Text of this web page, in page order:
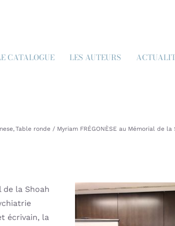
CATALOGUE LES AUTEURS
Table ronde Myriam FRÉGONÈSE au Mémorial de la
la Shoah
écrivain, la